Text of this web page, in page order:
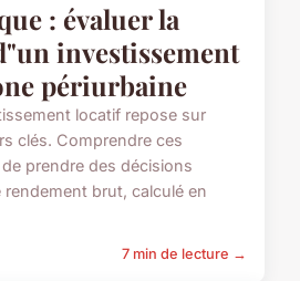
: évaluer la
investissement
périurbaine
locatif repose sur
clés. Comprendre ces
prendre des décisions
rendement brut, calculé en
7 min de lecture →